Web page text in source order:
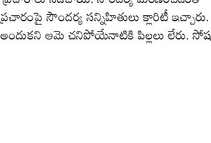
సౌందర్య సన్నిహితులు క్లారిటీ ఇచ్చారు.
ఆమె చనిపోయేనాటికి పిల్ల‌లు లేరు.